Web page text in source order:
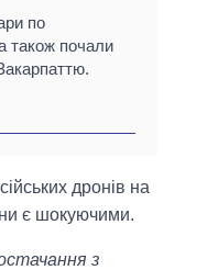
по
також почали
дронів на
є шокуючими.
з